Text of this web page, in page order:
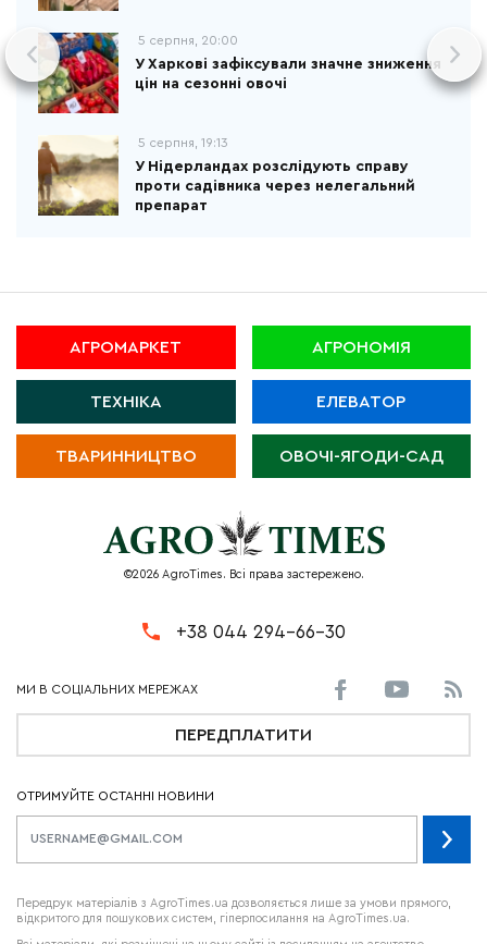
5 серпня, 20:00
У Харкові зафіксували значне зниження
цін на сезонні овочі
5 серпня, 19:13
У Нідерландах розслідують справу
проти садівника через нелегальний
препарат
АГРОМАРКЕТ АГРОНОМІЯ
ТЕХНІКА ЕЛЕВАТОР
ТВАРИННИЦТВО ОВОЧІ-ЯГОДИ-САД
©2026 AgroTimes. Всі права застережено.
+38 044 294-66-30
ПЕРЕДПЛАТИТИ
ОТРИМУЙТЕ ОСТАННІ НОВИНИ
Передрук матеріалів з AgroTimes.ua дозволяється лише за умови прямого,
відкритого для пошукових систем, гіперпосилання на AgroTimes.ua.